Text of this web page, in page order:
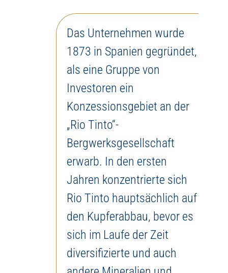
Das Unternehmen wurde
1873 in Spanien gegründet,
als eine Gruppe von
Investoren ein
Konzessionsgebiet an der
„Rio Tinto“-
Bergwerksgesellschaft
erwarb. In den ersten
Jahren konzentrierte sich
Rio Tinto hauptsächlich auf
den Kupferabbau, bevor es
sich im Laufe der Zeit
diversifizierte und auch